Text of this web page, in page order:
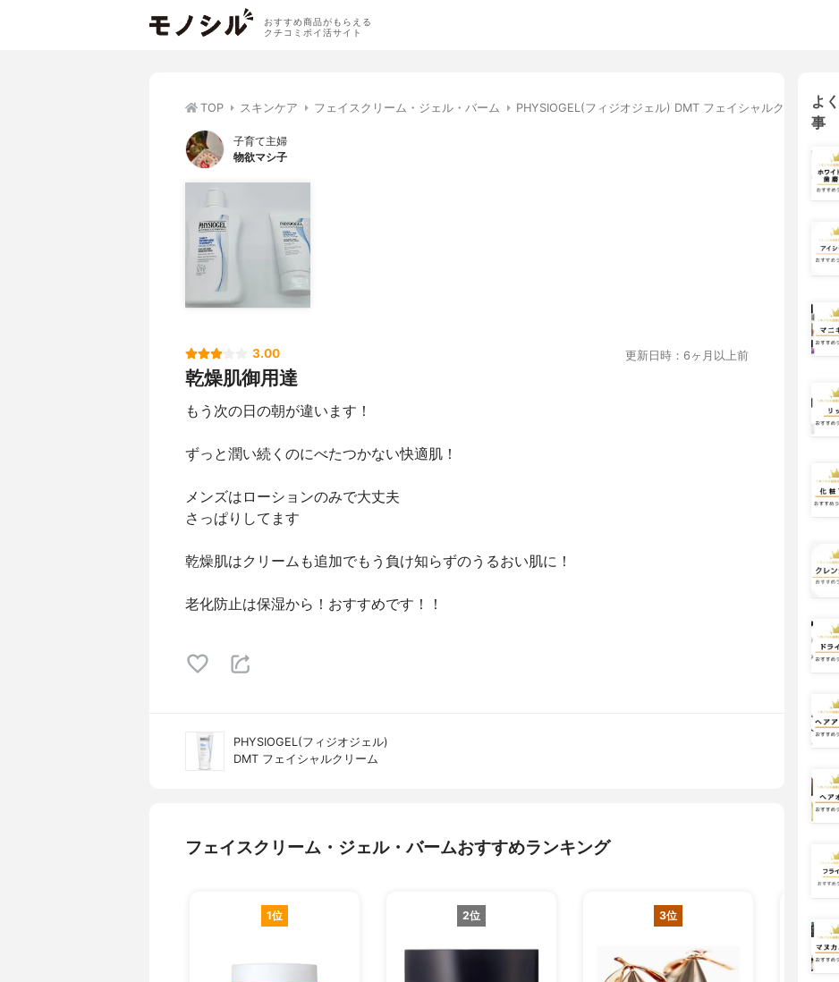
おすすめ商品がもらえる
クチコミポイ活サイト
TOP スキンケア フェイスクリーム・ジェル・バーム PHYSIOGEL(フィジオジェル) DMT フェイシャルクリーム
子育て主婦
物欲マシ子
3.00 更新日時：6ヶ月以上前
乾燥肌御用達
もう次の日の朝が違います！
ずっと潤い続くのにべたつかない快適肌！
メンズはローションのみで大丈夫
さっぱりしてます
乾燥肌はクリームも追加でもう負け知らずのうるおい肌に！
老化防止は保湿から！おすすめです！！
PHYSIOGEL(フィジオジェル)
DMT フェイシャルクリーム
フェイスクリーム・ジェル・バームおすすめランキング
1位 2位 3位
よ
事